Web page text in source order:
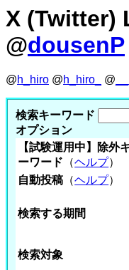
X (Twitter)
@dousenP
@h_hiro @h_hiro_ @
検索キーワード
オプション
【試験運用中】除外
ーワード （ヘルプ）
自動投稿 （ヘルプ）
検索する期間
検索対象